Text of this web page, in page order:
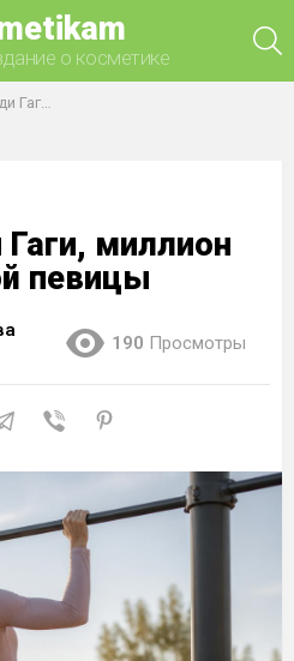
о косметике
певицы
миллион
певицы
190 Просмотры